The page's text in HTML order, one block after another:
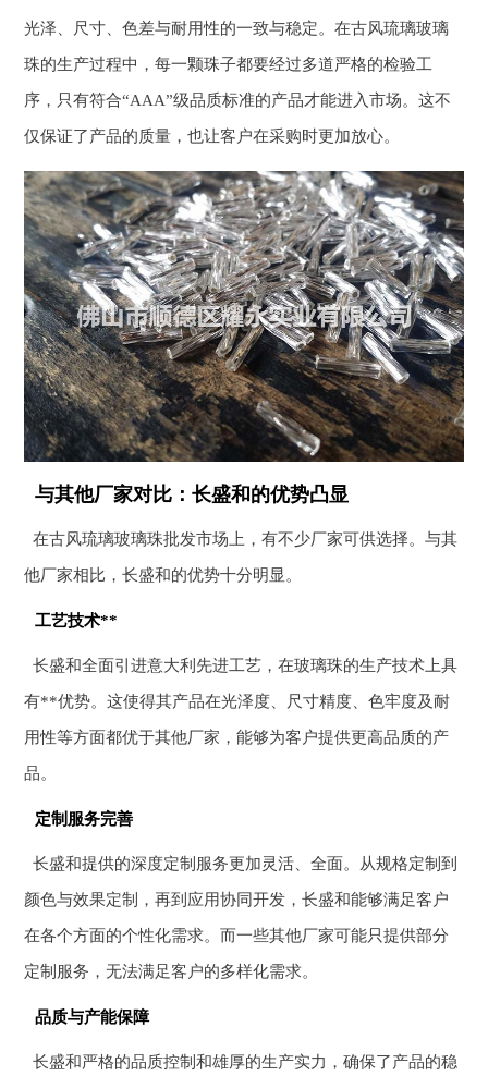
光泽、尺寸、色差与耐用性的一致与稳定。在古风琉璃玻璃
珠的生产过程中，每一颗珠子都要经过多道严格的检验工
序，只有符合“AAA”级品质标准的产品才能进入市场。这不
仅保证了产品的质量，也让客户在采购时更加放心。
与其他厂家对比：长盛和的优势凸显
在古风琉璃玻璃珠批发市场上，有不少厂家可供选择。与其
他厂家相比，长盛和的优势十分明显。
工艺技术**
长盛和全面引进意大利先进工艺，在玻璃珠的生产技术上具
有**优势。这使得其产品在光泽度、尺寸精度、色牢度及耐
用性等方面都优于其他厂家，能够为客户提供更高品质的产
品。
定制服务完善
长盛和提供的深度定制服务更加灵活、全面。从规格定制到
颜色与效果定制，再到应用协同开发，长盛和能够满足客户
在各个方面的个性化需求。而一些其他厂家可能只提供部分
定制服务，无法满足客户的多样化需求。
品质与产能保障
长盛和严格的品质控制和雄厚的生产实力，确保了产品的稳